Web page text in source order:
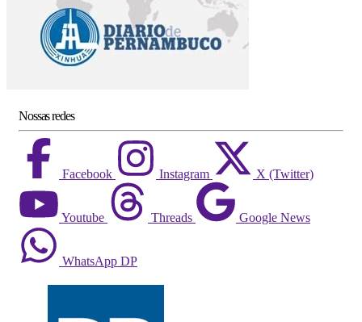
Nossas redes
Facebook Instagram X (Twitter)
Youtube Threads Google News
WhatsApp DP